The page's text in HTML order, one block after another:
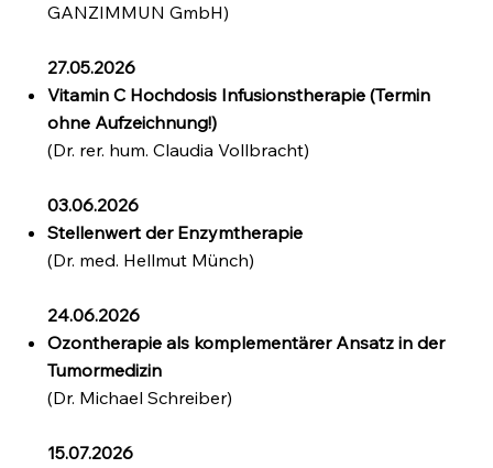
GANZIMMUN GmbH)
27.05.2026
Vitamin C Hochdosis Infusionstherapie (Termin
ohne Aufzeichnung!)
(Dr. rer. hum. Claudia Vollbracht)
03.06.2026
Stellenwert der Enzymtherapie
(Dr. med. Hellmut Münch)
24.06.2026
Ozontherapie als komplementärer Ansatz in der
Tumormedizin
(Dr. Michael Schreiber)
15.07.2026